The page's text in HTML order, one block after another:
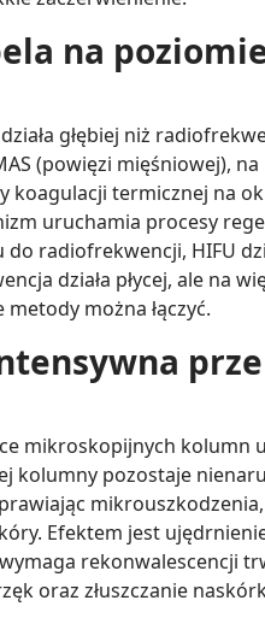
na
głębiej niż
(powięzi mięśniowej),
termicznej na
uruchamia procesy
radiofrekwencji, HIFU
działa płycej, ale na
można łączyć.
mikroskopijnych kolumn
kolumny pozostaje
Efektem jest
rekonwalescencji
oraz złuszczanie